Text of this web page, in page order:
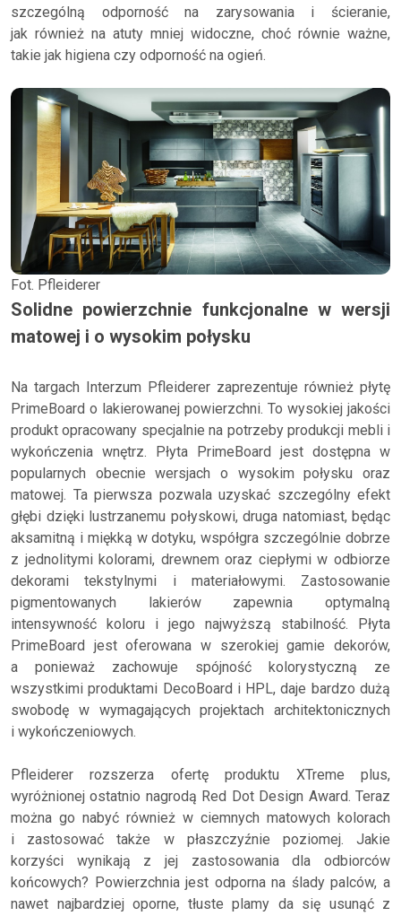
szczególną odporność na zarysowania i ścieranie,
jak również na atuty mniej widoczne, choć równie ważne,
takie jak higiena czy odporność na ogień.
Fot. Pfleiderer
Solidne powierzchnie funkcjonalne w wersji
matowej i o wysokim połysku
Na targach Interzum Pfleiderer zaprezentuje również płytę
PrimeBoard o lakierowanej powierzchni. To wysokiej jakości
produkt opracowany specjalnie na potrzeby produkcji mebli i
wykończenia wnętrz. Płyta PrimeBoard jest dostępna w
popularnych obecnie wersjach o wysokim połysku oraz
matowej. Ta pierwsza pozwala uzyskać szczególny efekt
głębi dzięki lustrzanemu połyskowi, druga natomiast, będąc
aksamitną i miękką w dotyku, współgra szczególnie dobrze
z jednolitymi kolorami, drewnem oraz ciepłymi w odbiorze
dekorami tekstylnymi i materiałowymi. Zastosowanie
pigmentowanych lakierów zapewnia optymalną
intensywność koloru i jego najwyższą stabilność. Płyta
PrimeBoard jest oferowana w szerokiej gamie dekorów,
a ponieważ zachowuje spójność kolorystyczną ze
wszystkimi produktami DecoBoard i HPL, daje bardzo dużą
swobodę w wymagających projektach architektonicznych
i wykończeniowych.
Pfleiderer rozszerza ofertę produktu XTreme plus,
wyróżnionej ostatnio nagrodą Red Dot Design Award. Teraz
można go nabyć również w ciemnych matowych kolorach
i zastosować także w płaszczyźnie poziomej. Jakie
korzyści wynikają z jej zastosowania dla odbiorców
końcowych? Powierzchnia jest odporna na ślady palców, a
nawet najbardziej oporne, tłuste plamy da się usunąć z